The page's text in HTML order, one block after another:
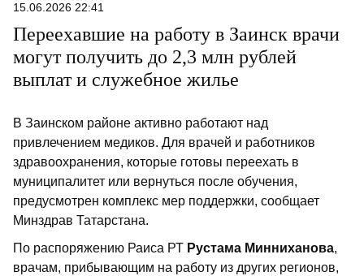
15.06.2026 22:41
Переехавшие на работу в Заинск врачи
могут получить до 2,3 млн рублей
выплат и служебное жилье
В Заинском районе активно работают над
привлечением медиков. Для врачей и работников
здравоохранения, которые готовы переехать в
муниципалитет или вернуться после обучения,
предусмотрен комплекс мер поддержки, сообщает
Минздрав Татарстана.
По распоряжению Раиса РТ Рустама Минниханова,
врачам, прибывающим на работу из других регионов,